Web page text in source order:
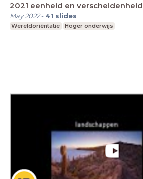
2021 eenheid en verscheidenheid
May 2022- 41 slides
Wereldoriëntatie Hoger onderwijs